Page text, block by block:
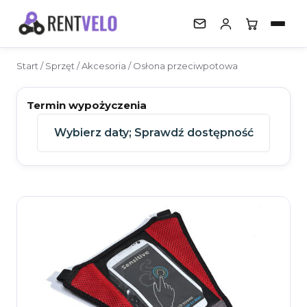
SPRZĘT
Walizki
Liczniki GPS
Poradnik
Start /Sprzęt /Akcesoria / Osłona przeciwpotowa
Termin wypożyczenia
Wybierz daty; Sprawdź dostępność